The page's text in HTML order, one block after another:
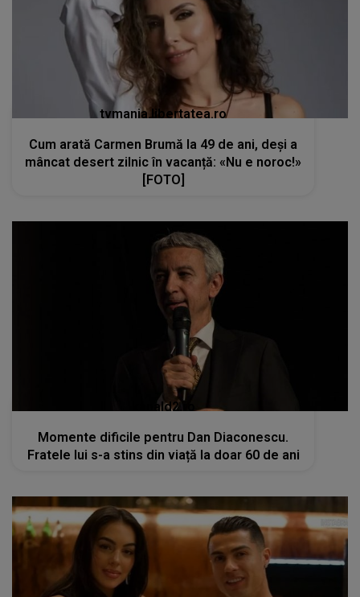
tvmania.libertatea.ro
Cum arată Carmen Brumă la 49 de ani, deși a
mâncat desert zilnic în vacanță: «Nu e noroc!»
[FOTO]
kanald2.ro
Momente dificile pentru Dan Diaconescu.
Fratele lui s-a stins din viață la doar 60 de ani